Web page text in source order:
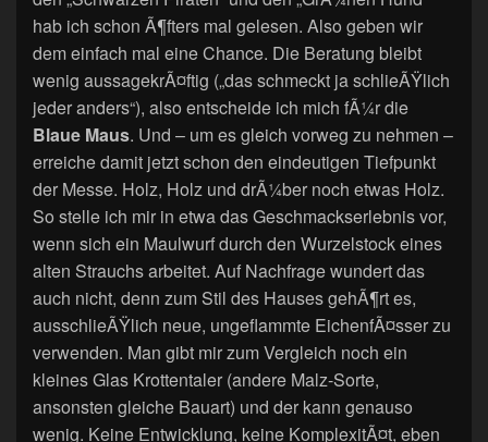
hab ich schon Ã¶fters mal gelesen. Also geben wir
dem einfach mal eine Chance. Die Beratung bleibt
wenig aussagekrÃ¤ftig („das schmeckt ja schlieÃŸlich
jeder anders“), also entscheide ich mich fÃ¼r die
Blaue Maus. Und – um es gleich vorweg zu nehmen –
erreiche damit jetzt schon den eindeutigen Tiefpunkt
der Messe. Holz, Holz und drÃ¼ber noch etwas Holz.
So stelle ich mir in etwa das Geschmackserlebnis vor,
wenn sich ein Maulwurf durch den Wurzelstock eines
alten Strauchs arbeitet. Auf Nachfrage wundert das
auch nicht, denn zum Stil des Hauses gehÃ¶rt es,
ausschlieÃŸlich neue, ungeflammte EichenfÃ¤sser zu
verwenden. Man gibt mir zum Vergleich noch ein
kleines Glas Krottentaler (andere Malz-Sorte,
ansonsten gleiche Bauart) und der kann genauso
wenig. Keine Entwicklung, keine KomplexitÃ¤t, eben